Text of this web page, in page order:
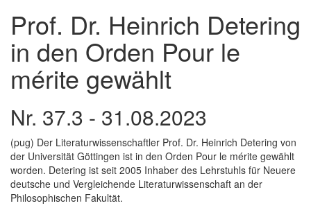
Prof. Dr. Heinrich Detering
in den Orden Pour le
mérite gewählt
Nr. 37.3 - 31.08.2023
(pug) Der Literaturwissenschaftler Prof. Dr. Heinrich Detering von
der Universität Göttingen ist in den Orden Pour le mérite gewählt
worden. Detering ist seit 2005 Inhaber des Lehrstuhls für Neuere
deutsche und Vergleichende Literaturwissenschaft an der
Philosophischen Fakultät.